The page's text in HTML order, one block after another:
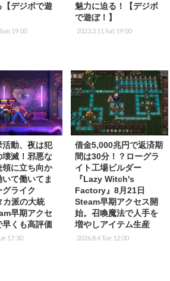
【デジボで遊
19:00
魅力に迫る！【デジボ
で遊ぼ！】
2023.3.11 Sat 19:00
活動、夜は犯
壊滅！邪悪な
領に立ち向か
いて働いてま
ライク
カ派の大統
早期アクセ
早くも高評価
17:30
借金5,000兆円で返済期
間は30分！？ローグラ
イト工場ビルダー
『Lazy Witch's
Factory』8月21日
Steam早期アクセス開
始。召喚魔法で人手を
増やしアイテム生産
2026.8.4 Tue 12:00